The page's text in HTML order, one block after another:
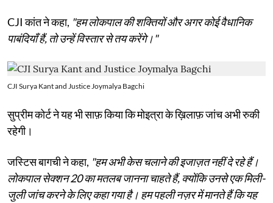
CJI कांत ने कहा, "हम लोकपाल की शक्तियों और अगर कोई वैधानिक
पाबंदियाँ हैं, तो उन्हें विस्तार से तय करेंगे।"
CJI Surya Kant and Justice Joymalya Bagchi
सुप्रीम कोर्ट ने यह भी साफ़ किया कि मोइत्रा के ख़िलाफ़ जांच अभी रुकी
रहेगी।
जस्टिस बागची ने कहा, "हम अभी केस चलाने की इजाज़त नहीं दे रहे हैं।
लोकपाल सेक्शन 20 का मतलब जानना चाहते हैं, क्योंकि उनसे एक मिली-
जुली जांच करने के लिए कहा गया है। हम पहली नज़र में मानते हैं कि यह